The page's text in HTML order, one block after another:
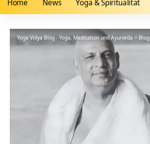
Home News Yoga & Spiritualität
Yoga Vidya Blog - Yoga, Meditation und Ayurveda > Blog